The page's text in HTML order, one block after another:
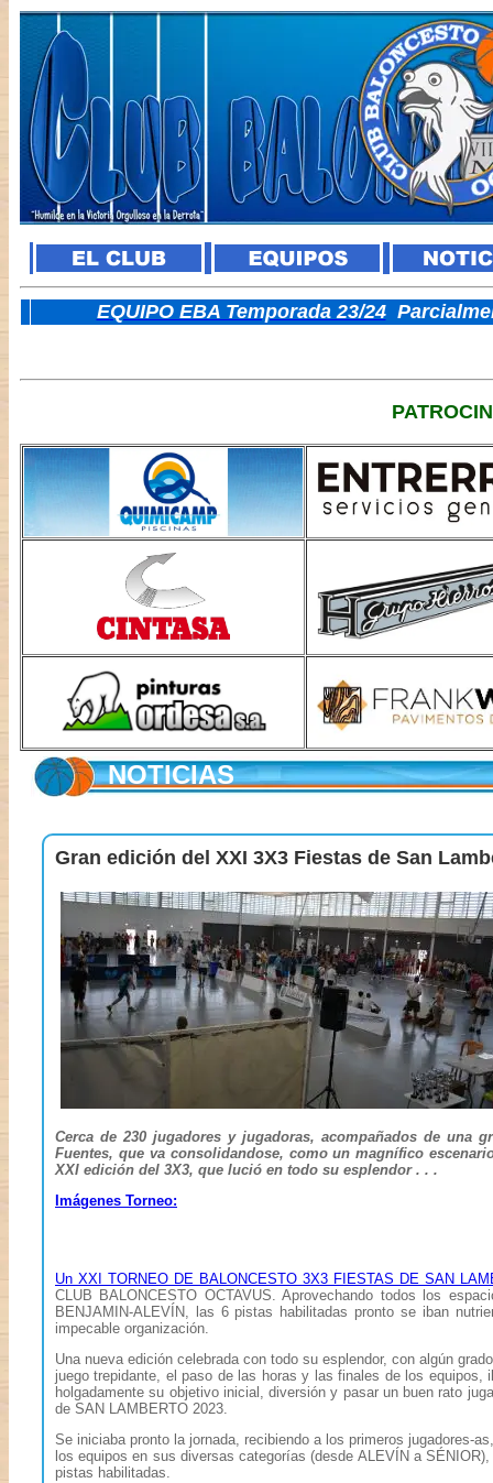
EQUIPO EBA Temporada 23/24
NOTICIAS
Gran edición del XXI 3X3 Fiestas de San
Cerca de 230 jugadores y jugadoras, acompañados de una
Fuentes, que va consolidandose, como un magnífico
XXI edición del 3X3, que lució en todo su esplendor . . .
Imágenes Torneo:
Un XXI TORNEO DE BALONCESTO 3X3 FIESTAS DE SAN
CLUB BALONCESTO OCTAVUS. Aprovechando todos los
BENJAMIN-ALEVÍN, las 6 pistas habilitadas pronto se iban
impecable organización.
Una nueva edición celebrada con todo su esplendor, con algún
juego trepidante, el paso de las horas y las finales de los
holgadamente su objetivo inicial, diversión y pasar un buen rato
de SAN LAMBERTO 2023.
Se iniciaba pronto la jornada, recibiendo a los primeros jugadores-
los equipos en sus diversas categorías (desde ALEVÍN a
pistas habilitadas.